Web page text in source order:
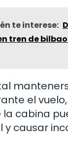
te interese:
tren de
el
cabina
y causar